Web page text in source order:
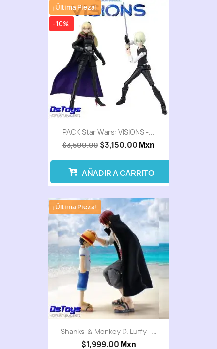
PACK Star Wars: VISIONS -...
$3,500.00 $3,150.00 Mxn
-10%
¡Última Pieza!
AÑADIR A CARRITO
Shanks ＆ Monkey D. Luffy -...
$1,999.00 Mxn
¡Última Pieza!